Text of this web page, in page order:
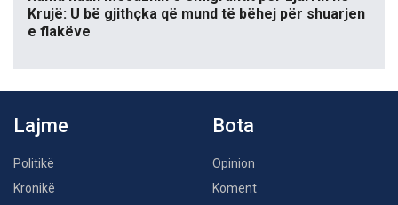
Krujë: U bë gjithçka që mund të bëhej për shuarjen
e flakëve
Lajme
Politikë
Kronikë
Bota
Opinion
Koment